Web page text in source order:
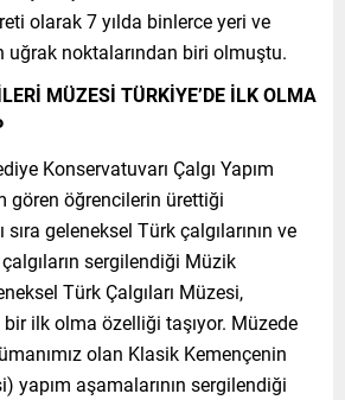
olarak 7 yılda binlerce yeri ve
uğrak noktalarından biri olmuştu.
MÜZESİ TÜRKİYE’DE İLK OLMA
Konservatuvarı Çalgı Yapım
gören öğrencilerin ürettiği
geleneksel Türk çalgılarının ve
sergilendiği Müzik
Türk Çalgıları Müzesi,
bir ilk olma özelliği taşıyor. Müzede
olan Klasik Kemençenin
yapım aşamalarının sergilendiği